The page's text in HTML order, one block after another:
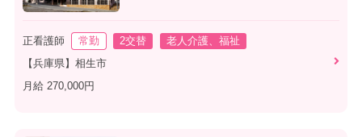
正看護師 常勤 2交替
老人介護、福祉
【兵庫県】相生市
月給 270,000円